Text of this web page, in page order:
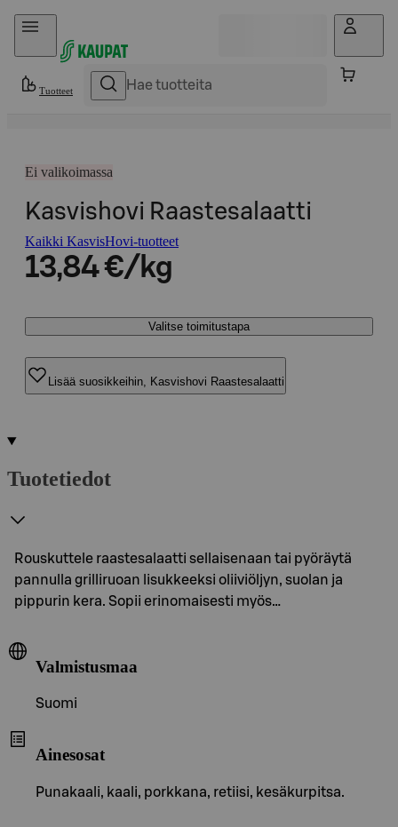
Hyppää sisältöön
Tuotteet
Ei valikoimassa
Kasvishovi Raastesalaatti
Kaikki KasvisHovi-tuotteet
13,84 €/kg
Valitse toimitustapa
Lisää suosikkeihin, Kasvishovi Raastesalaatti
Tuotetiedot
Rouskuttele raastesalaatti sellaisenaan tai pyöräytä
pannulla grilliruoan lisukkeeksi oliiviöljyn, suolan ja
pippurin kera. Sopii erinomaisesti myös…
Valmistusmaa
Suomi
Ainesosat
Punakaali, kaali, porkkana, retiisi, kesäkurpitsa.